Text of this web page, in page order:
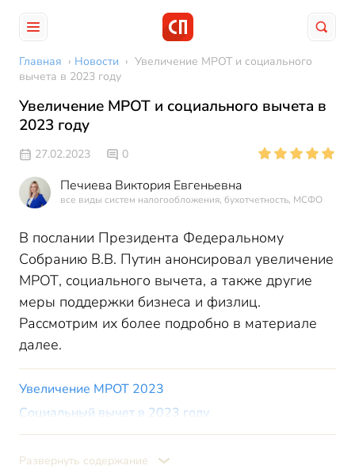
Главная › Новости › Увеличение МРОТ и социального
вычета в 2023 году
Увеличение МРОТ и социального вычета в
2023 году
27.02.2023 0
Печиева Виктория Евгеньевна
все виды систем налогообложения, бухотчетность, МСФО
В послании Президента Федеральному
Собранию В.В. Путин анонсировал увеличение
МРОТ, социального вычета, а также другие
меры поддержки бизнеса и физлиц.
Рассмотрим их более подробно в материале
далее.
Увеличение МРОТ 2023
Социальный вычет в 2023 году
Изменения по налогу на прибыль
Развернуть содержание